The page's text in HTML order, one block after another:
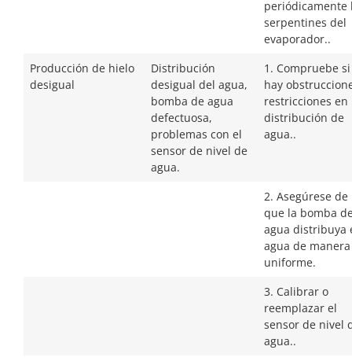
periódicamente
serpentines del
evaporador..
Producción de hielo
desigual
Distribución
desigual del agua,
bomba de agua
defectuosa,
problemas con el
sensor de nivel de
agua.
1. Compruebe si
hay
restricciones en
distribución de
agua..
2. Asegúrese de
que la bomba
agua distribuya
agua de manera
uniforme.
3. Calibrar o
reemplazar el
sensor de nivel
agua..